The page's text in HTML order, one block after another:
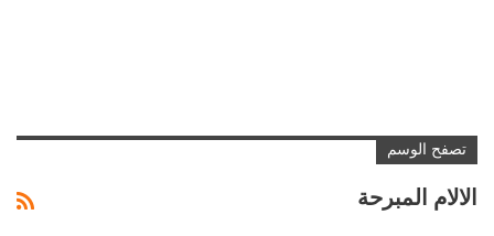
تصفح الوسم
الالام المبرحة